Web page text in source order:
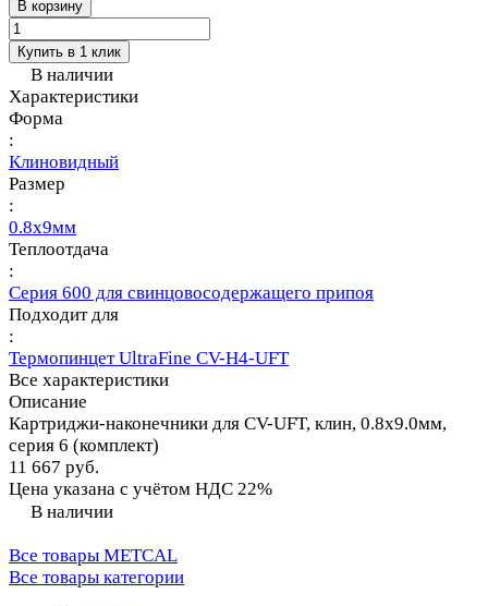
В корзину
Купить в 1 клик
В наличии
Характеристики
Форма
:
Клиновидный
Размер
:
0.8х9мм
Теплоотдача
:
Серия 600 для свинцовосодержащего припоя
Подходит для
:
Термопинцет UltraFine CV-H4-UFT
Все характеристики
Описание
Картриджи-наконечники для CV-UFT, клин, 0.8х9.0мм,
серия 6 (комплект)
11 667 руб.
Цена указана с учётом НДС 22%
В наличии
Все товары METCAL
Все товары категории